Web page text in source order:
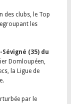
des clubs, le Top
les
Sévigné (35) du
Domloupéen,
la Ligue de
par le